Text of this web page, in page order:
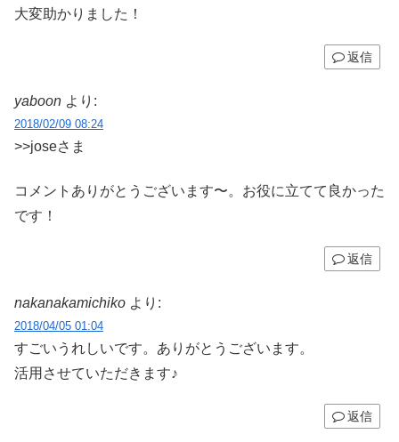
大変助かりました！
返信
yaboon より:
2018/02/09 08:24
>>joseさま
コメントありがとうございます〜。お役に立てて良かった
です！
返信
nakanakamichiko より:
2018/04/05 01:04
すごいうれしいです。ありがとうございます。
活用させていただきます♪
返信